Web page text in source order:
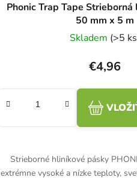
Phonic Trap Tape
50 mm x 5 m
Skladem (>5
€4,96
Strieborné hliníkové pásky
extrémne vysoké a nízke teploty,